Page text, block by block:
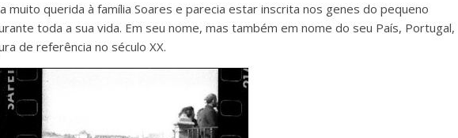
muito querida à família Soares e parecia estar inscrita nos genes do pequeno
toda a sua vida. Em seu nome, mas também em nome do seu País, Portugal,
de referência no século XX.